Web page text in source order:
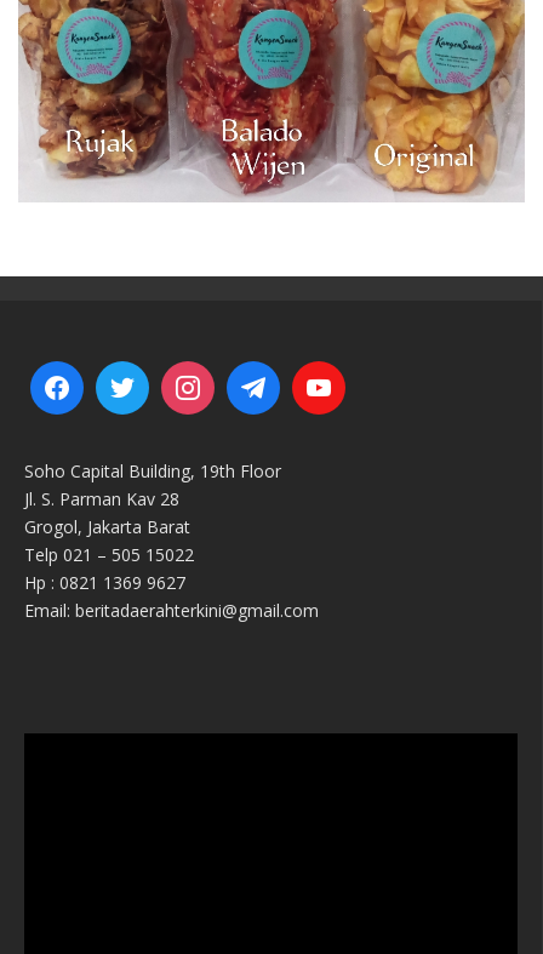
Soho Capital Building, 19th Floor
Jl. S. Parman Kav 28
Grogol, Jakarta Barat
Telp 021 – 505 15022
Hp : 0821 1369 9627
Email: beritadaerahterkini@gmail.com